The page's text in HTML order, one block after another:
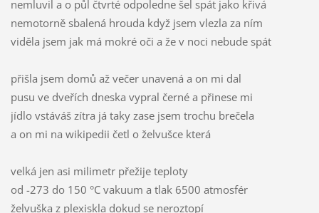
nemluvil a o půl čtvrté odpoledne šel spát jako křivá
nemotorně sbalená hrouda když jsem vlezla za ním
viděla jsem jak má mokré oči a že v noci nebude spát
přišla jsem domů až večer unavená a on mi dal
pusu ve dveřích dneska vypral černé a přinese mi
jídlo vstáváš zítra já taky zase jsem trochu brečela
a on mi na wikipedii četl o želvušce která
velká jen asi milimetr přežije teploty
od -273 do 150 °C vakuum a tlak 6500 atmosfér
želvuška z plexiskla dokud se neroztopí